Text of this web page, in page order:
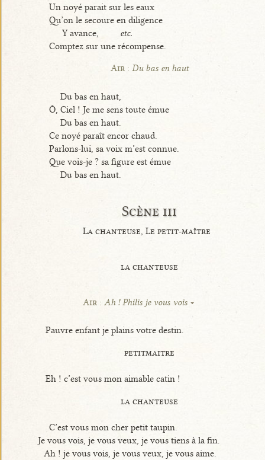
Un noyé parait sur les eaux
Qu’on le secoure en diligence
Y avance,
etc.
Comptez sur une récompense.
Air : Du bas en haut
Du bas en haut,
Ô, Ciel ! Je me sens toute émue
Du bas en haut.
Ce noyé paraît encor chaud.
Parlons-lui, sa voix m’est connue.
Que vois-je ? sa figure est émue
Du bas en haut.
Scène iii
La chanteuse, Le petit-maître
la chanteuse
Air : Ah ! Philis je vous vois
Pauvre enfant je plains votre destin.
petitmaitre
Eh ! c’est vous mon aimable catin !
la chanteuse
C’est vous mon cher petit taupin.
Je vous vois, je vous veux, je vous tiens à la fin.
Ah ! je vous vois, je vous veux, je vous aime.